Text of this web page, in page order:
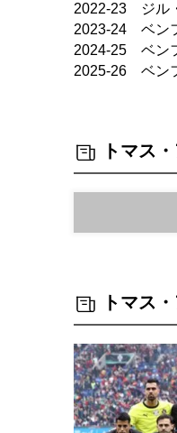
2022-23 ジル
2023-24 ベン
2024-25 ベン
2025-26 ベン
トマス
トマス